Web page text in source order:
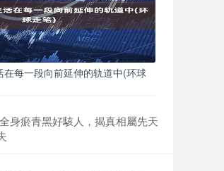
在每一段向前延伸的轨道中(环球
身瘀青黑好駭人，揭真相屬先天